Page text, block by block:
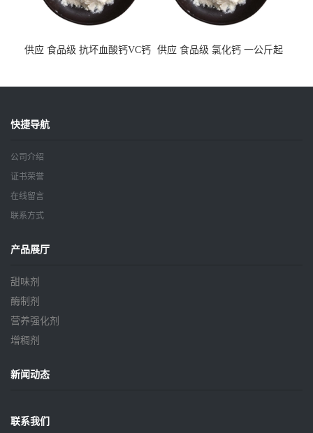
供应 食品级 抗坏血酸钙VC钙 供应 食品级 氯化钙 一公斤起
快捷导航
公司介绍
证书荣誉
在线留言
联系方式
产品展厅
甜味剂
酶制剂
营养强化剂
增稠剂
新闻动态
联系我们